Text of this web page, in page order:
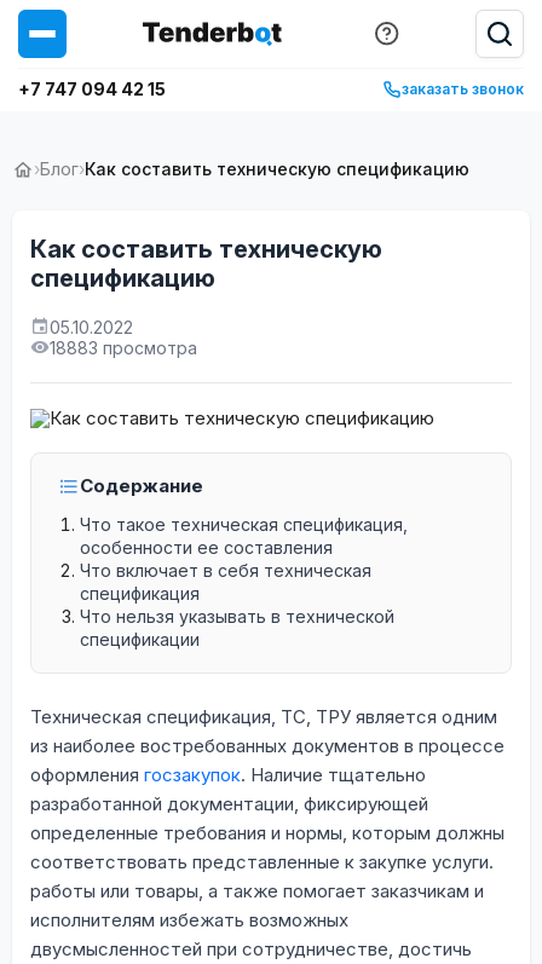
+7 747 094 42 15 заказать звонок
›Блог›Как составить техническую спецификацию
Как составить техническую
спецификацию
05.10.2022
18883 просмотра
Содержание
Что такое техническая спецификация,
особенности ее составления
Что включает в себя техническая
спецификация
Что нельзя указывать в технической
спецификации
Техническая спецификация, ТС, ТРУ является одним
из наиболее востребованных документов в процессе
оформления госзакупок. Наличие тщательно
разработанной документации, фиксирующей
определенные требования и нормы, которым должны
соответствовать представленные к закупке услуги.
работы или товары, а также помогает заказчикам и
исполнителям избежать возможных
двусмысленностей при сотрудничестве, достичь